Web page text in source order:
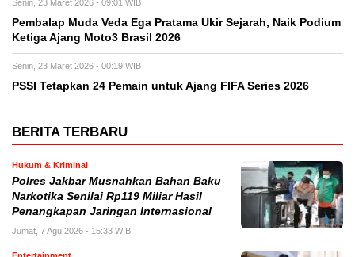
Senin, 23 Maret 2026 - 09:01 WIB
Pembalap Muda Veda Ega Pratama Ukir Sejarah, Naik Podium
Ketiga Ajang Moto3 Brasil 2026
Senin, 23 Maret 2026 - 00:19 WIB
PSSI Tetapkan 24 Pemain untuk Ajang FIFA Series 2026
BERITA TERBARU
Hukum & Kriminal
Polres Jakbar Musnahkan Bahan Baku
Narkotika Senilai Rp119 Miliar Hasil
Penangkapan Jaringan Internasional
Jumat, 7 Agu 2026 - 15:33 WIB